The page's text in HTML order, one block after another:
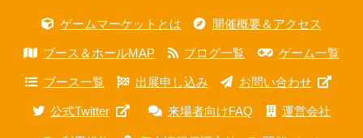
ゲームマーケットとは 開催概要＆アクセス
ブース＆ホールMAP ブログ一覧 ゲーム一覧
ブース一覧 出展申し込み お問い合わせ
公式Twitter 来場者向けFAQ 運営会社